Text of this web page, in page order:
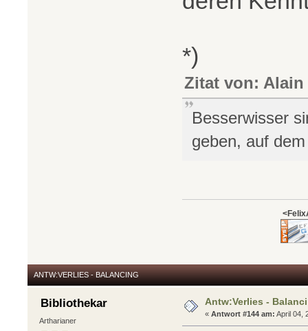
*)
Zitat von: Alain
Besserwisser
geben, auf
ANTW:VERLIES - BALANCING
Bibliothekar
Artharianer
Antw:Verlies -
«Antwort #144 am: April 04,